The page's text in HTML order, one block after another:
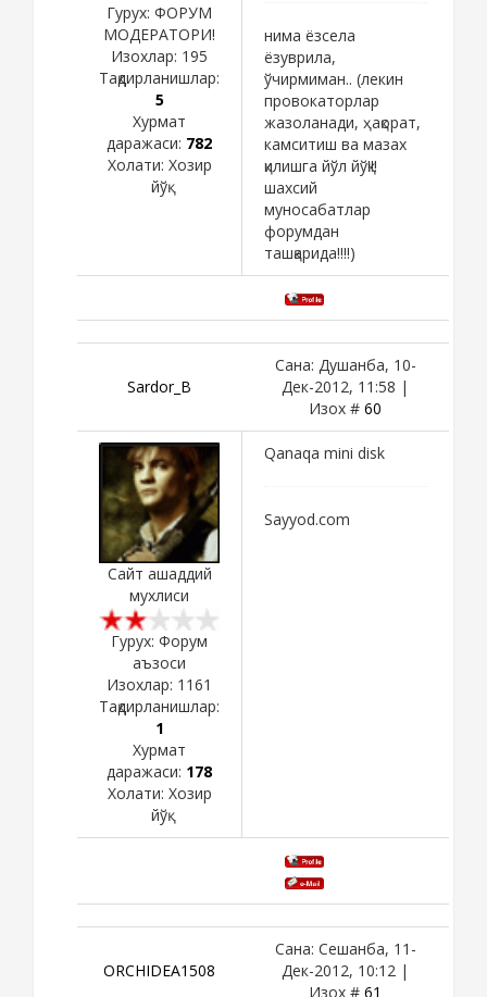
Гурух: ФОРУМ
МОДЕРАТОРИ!
Изохлар: 195
Тақдирланишлар:
5
Хурмат
даражаси: 782
Холати: Хозир
йўқ
нима ёзсела
ёзуврила,
ўчирмиман.. (лекин
провокаторлар
жазоланади, ҳақорат,
камситиш ва мазах
қилишга йўл йўқ!!!
шахсий
муносабатлар
форумдан
ташқарида!!!!)
Sardor_B
Сана: Душанба, 10-
Дек-2012, 11:58 |
Изох # 60
Сайт ашаддий
мухлиси
Гурух: Форум
аъзоси
Изохлар: 1161
Тақдирланишлар:
1
Хурмат
даражаси: 178
Холати: Хозир
йўқ
Qanaqa mini disk
Sayyod.com
ORCHIDEA1508
Сана: Сешанба, 11-
Дек-2012, 10:12 |
Изох # 61